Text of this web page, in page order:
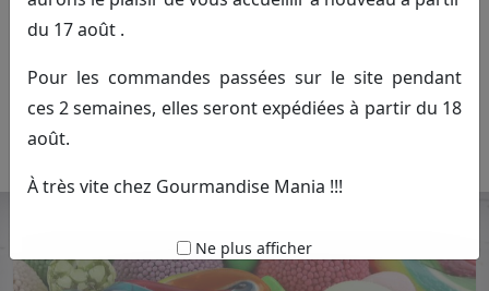
du 17 août .
Pour les commandes passées sur le site pendant
ces 2 semaines, elles seront expédiées à partir du 18
août.
À très vite chez Gourmandise Mania !!!
Ne plus afficher
Vert foncé
(100g)